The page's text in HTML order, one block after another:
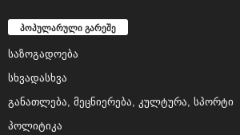
პოპულარული გარეშე
საზოგადოება
სხვადასხვა
განათლება, მეცნიერება, კულტურა, სპორტი
პოლიტიკა